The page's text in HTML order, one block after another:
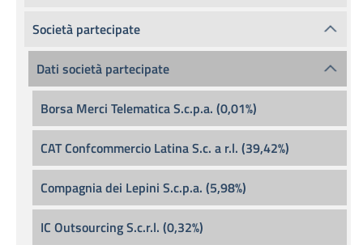
Società partecipate
Dati società partecipate
Borsa Merci Telematica S.c.p.a. (0,01%)
CAT Confcommercio Latina S.c. a r.l. (39,42%)
Compagnia dei Lepini S.c.p.a. (5,98%)
IC Outsourcing S.c.r.l. (0,32%)